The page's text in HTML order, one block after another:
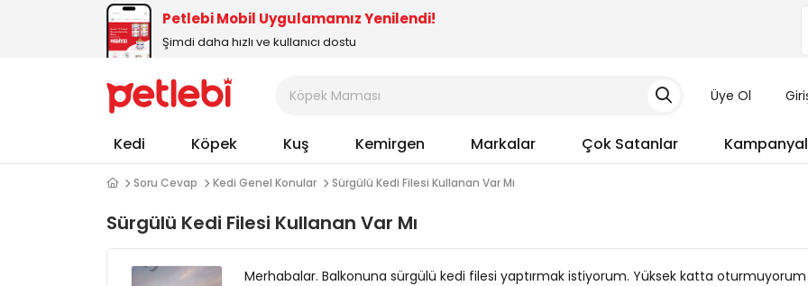
Petlebi Mobil Uygulamamız Yenilendi!
Şimdi daha hızlı ve kullanıcı dostu
Üye Ol
Kedi Köpek Kuş Kemirgen Markalar Çok Satanlar
Soru Cevap Kedi Genel Konular Sürgülü Kedi Filesi Kullanan Var Mı
Sürgülü Kedi Filesi Kullanan Var Mı
Merhabalar. Balkonuna sürgülü kedi filesi yaptırmak istiyorum. Yüksek katta oturmuyorum